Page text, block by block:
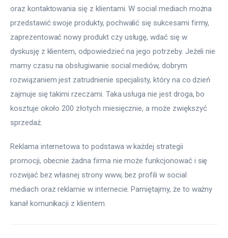
oraz kontaktowania się z klientami. W social mediach można
przedstawić swoje produkty, pochwalić się sukcesami firmy,
zaprezentować nowy produkt czy usługę, wdać się w
dyskusję z klientem, odpowiedzieć na jego potrzeby. Jeżeli nie
mamy czasu na obsługiwanie social mediów, dobrym
rozwiązaniem jest zatrudnienie specjalisty, który na co dzień
zajmuje się takimi rzeczami. Taka usługa nie jest droga, bo
kosztuje około 200 złotych miesięcznie, a może zwiększyć
sprzedaż.
Reklama internetowa to podstawa w każdej strategii
promocji, obecnie żadna firma nie może funkcjonować i się
rozwijać bez własnej strony www, bez profili w social
mediach oraz reklamie w internecie. Pamiętajmy, że to ważny
kanał komunikacji z klientem.